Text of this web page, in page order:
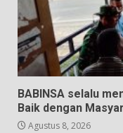
BABINSA selalu
Baik dengan
Agustus 8, 2026